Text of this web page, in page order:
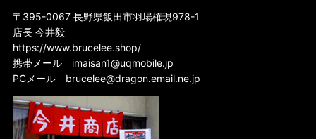
〒395-0067 長野県飯田市羽場権現978-1
店長 今井毅
https://www.brucelee.shop/
携帯メール imaisan1@uqmobile.jp
PCメール brucelee@dragon.email.ne.jp